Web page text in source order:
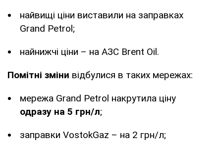
найвищі ціни виставили на заправках
Grand Petrol;
найнижчі ціни – на АЗС Brent Oil.
Помітні зміни відбулися в таких мережах:
мережа Grand Petrol накрутила ціну
одразу на 5 грн/л;
заправки VostokGaz – на 2 грн/л;